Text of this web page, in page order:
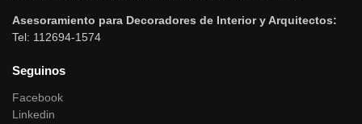
Asesoramiento para Decoradores de Interior y Arquitectos:
Tel: 112694-1574
Seguinos
Facebook
Linkedin